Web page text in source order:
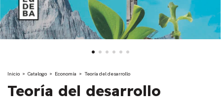
Inicio > Catalogo > Economía > Teoría del desarrollo
Teoría del desarrollo